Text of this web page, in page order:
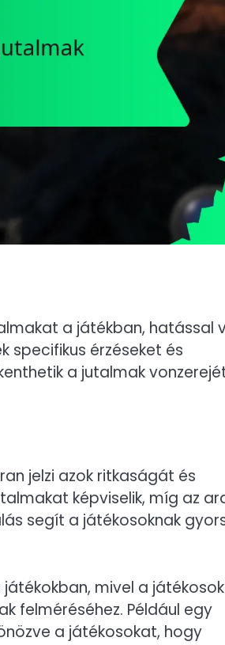
a játékban, hatással
specifikus érzéseket és
a jutalmak
jelzi azok ritkaságát és
képviselik, míg az
segít a játékosoknak
mivel a játékosok
felméréséhez. Például egy
a játékosokat, hogy